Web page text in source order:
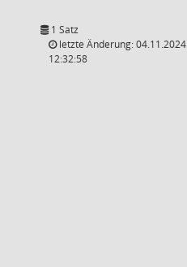
1 Satz
letzte Änderung: 04.11.2024
12:32:58